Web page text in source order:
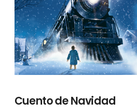
Cuento de Navidad